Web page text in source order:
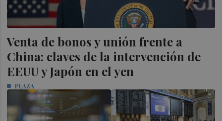
Venta de bonos y unión frente a
China: claves de la intervención de
EEUU y Japón en el yen
PLAZA